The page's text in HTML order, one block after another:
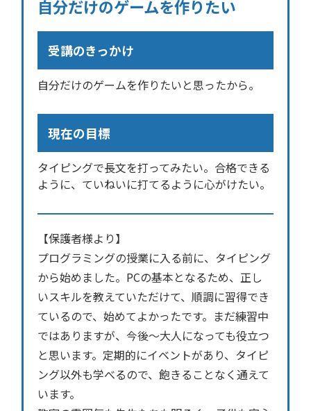
自分だけのゲームを作りたい
受講のきっかけ
自分だけのゲームを作りたいと思ったから。
現在の目標
タイピングで長文を打ってみたい。合格できる
ように、ていねいに打てるように心がけたい。
【保護者様より】
プログラミングの授業に入る前に、タイピング
から始めました。PCの基本となるため、正し
いスキルを教えていただけて、順調に習得でき
ているので、始めてよかったです。まだ練習中
ではありますが、今後～大人になっても役立つ
と思います。定期的にイベントがあり、タイピ
ング以外も学べるので、飽きることなく通えて
います。